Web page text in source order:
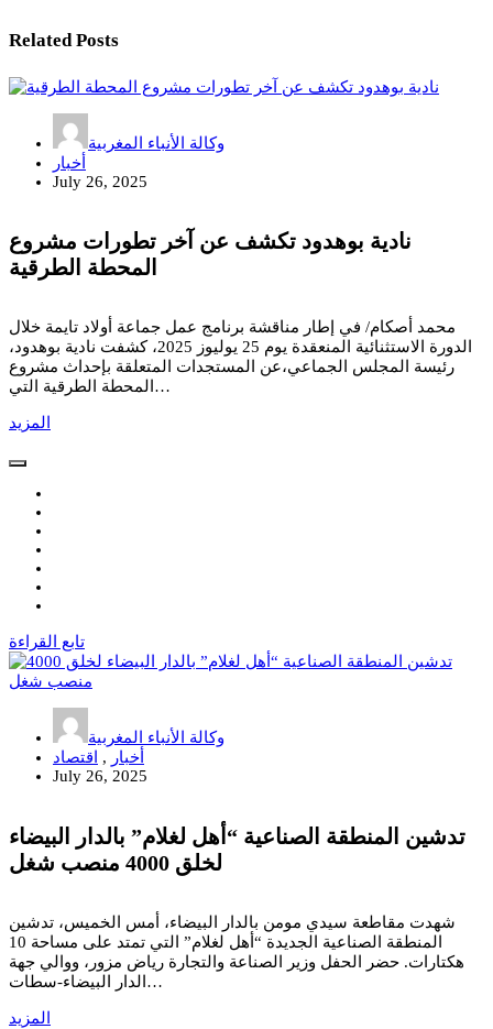
Related Posts
وكالة الأنباء المغربية
أخبار
July 26, 2025
نادية بوهدود تكشف عن آخر تطورات مشروع
المحطة الطرقية
محمد أصكام/ في إطار مناقشة برنامج عمل جماعة أولاد تايمة خلال
الدورة الاستثنائية المنعقدة يوم 25 يوليوز 2025، كشفت نادية بوهدود،
رئيسة المجلس الجماعي،عن المستجدات المتعلقة بإحداث مشروع
المحطة الطرقية التي…
المزيد
تابع القراءة
وكالة الأنباء المغربية
أخبار ,
اقتصاد
July 26, 2025
تدشين المنطقة الصناعية “أهل لغلام” بالدار البيضاء
لخلق 4000 منصب شغل
شهدت مقاطعة سيدي مومن بالدار البيضاء، أمس الخميس، تدشين
المنطقة الصناعية الجديدة “أهل لغلام” التي تمتد على مساحة 10
هكتارات. حضر الحفل وزير الصناعة والتجارة رياض مزور، ووالي جهة
الدار البيضاء-سطات…
المزيد